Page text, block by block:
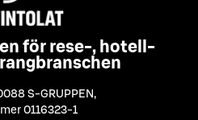
för rese-, hotell-
S-GRUPPEN ,
0116323-1